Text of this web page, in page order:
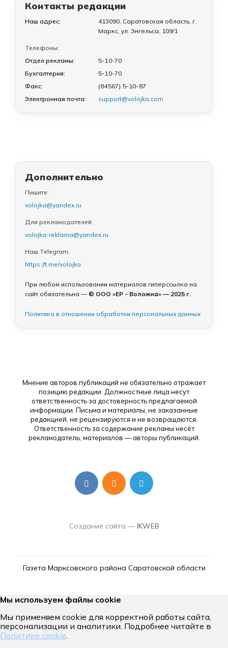
Контакты редакции
Наш адрес:
413090, Саратовская область, г.
Маркс, ул. Энгельса, 109/1
Телефоны:
Отдел рекламы:
5-10-70
Бухгалтерия:
5-10-70
Факс:
(84567) 5-10-87
Электронная почта:
support@volojka.com
Дополнительно
Пишите:
volojka@yandex.ru
Для рекламодателей:
volojka-reklama@yandex.ru
Наш Telegram:
https://t.me/volojka
При любом использовании материалов гиперссылка на
сайт обязательна — © ООО «ЕР - Воложка» — 2025 г.
Политика в отношении обработки персональных данных
Мнение авторов публикаций не обязательно отражает
позицию редакции. Должностные лица несут
ответственность за достоверность предлагаемой
информации. Письма и материалы, не заказанные
редакцией, не рецензируются и не возвращаются.
Ответственность за содержание рекламы несёт
рекламодатель, материалов — авторы публикаций.
Создание сайта — IKWEB
Газета Марксовского района Саратовской области
Мы используем файлы cookie
Мы применяем cookie для корректной работы сайта,
персонализации и аналитики. Подробнее читайте в
Политике cookie.